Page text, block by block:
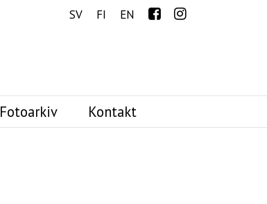
SV
FI EN
Fotoarkiv Kontakt